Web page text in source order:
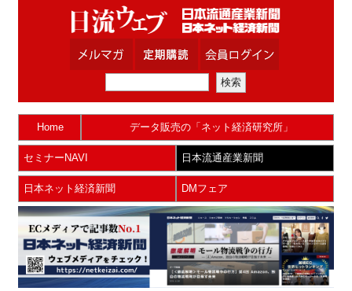
Home データ販売の「ネット経済研究所」
セミナーNAVI 日本流通産業新聞
日本ネット経済新聞 DMフェア